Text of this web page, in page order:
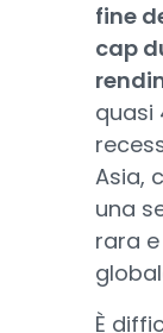
fine
cap
quasi
Asia,
una
rara
È